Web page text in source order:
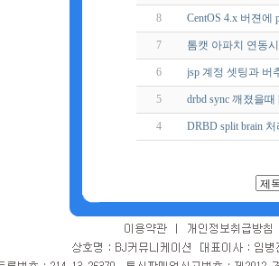
8 CentOS 4.x 버젼에
7 톰캣 아파치 연동
6 jsp 계정 셋팅과 버
5 drbd sync 깨졌을때
4 DRBD split brain